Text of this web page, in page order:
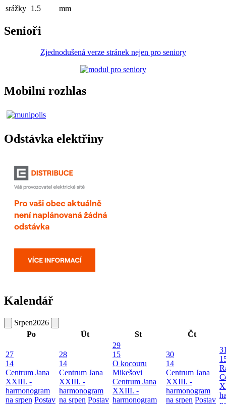
srážky 1.5 mm
Senioři
Zjednodušená verze stránek nejen pro seniory
Mobilní rozhlas
Odstávka elektřiny
Kalendář
Srpen2026
Po
Út St Čt
27
14
Centrum Jana
XXIII. -
harmonogram
na srpen Postav
28
14
Centrum Jana
XXIII. -
harmonogram
na srpen Postav
29
15
O kocouru
Mikešovi
Centrum Jana
XXIII. -
harmonogram
30
14
Centrum Jana
XXIII. -
harmonogram
na srpen Postav